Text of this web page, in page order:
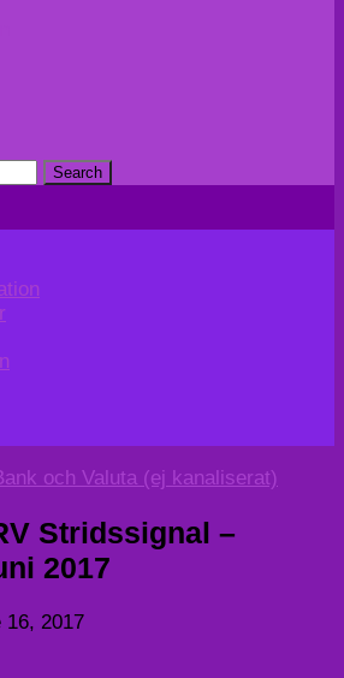
och Valuta (ej kanaliserat)
Stridssignal –
2017
16, 2017